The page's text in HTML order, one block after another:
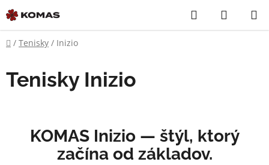
Prejsť
na
obsah
Hľadať
KOŠÍK
Domov
/ Tenisky / Inizio
Tenisky Inizio
KOMAS Inizio — štýl, ktorý
začína od základov.